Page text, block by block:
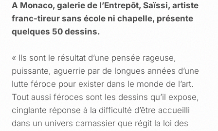
A Monaco, galerie de l’Entrepôt, Saïssi, artiste
franc-tireur sans école ni chapelle, présente
quelques 50 dessins.
« Ils sont le résultat d’une pensée rageuse,
puissante, aguerrie par de longues années d’une
lutte féroce pour exister dans le monde de l’art.
Tout aussi féroces sont les dessins qu’il expose,
cinglante réponse à la difficulté d’être accueilli
dans un univers carnassier que régit la loi des